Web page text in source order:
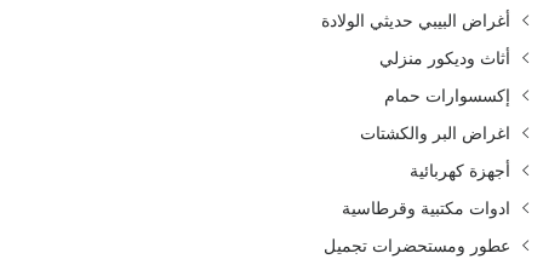
أغراض البيبي حديثي الولادة
أثاث وديكور منزلي
إكسسوارات حمام
اغراض البر والكشتات
أجهزة كهربائية
ادوات مكتبية وقرطاسية
عطور ومستحضرات تجميل